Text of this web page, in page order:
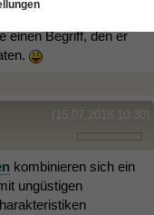
einen Begriff, den er
(15.07.2018 10:30)
kombinieren sich ein
ungüstigen